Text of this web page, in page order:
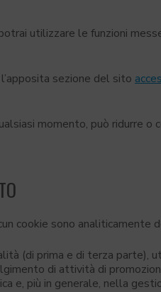
utilizzare le funzioni
sezione del sito
momento, può ridurre
cookie sono analiticamente
(di prima e di terza parte),
di attività di
e, più in generale, nella